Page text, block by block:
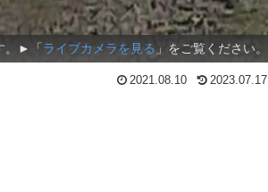
。►「 ライブカメラを見る 」をご覧ください。
2021.08.10 2023.07.17